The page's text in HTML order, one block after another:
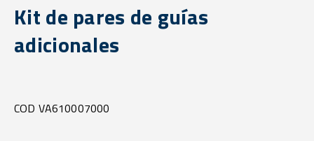
Kit de pares de guías
adicionales
COD VA610007000